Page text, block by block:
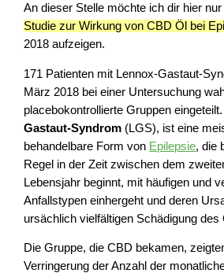
An dieser Stelle möchte ich dir hier
Studie zur Wirkung von CBD Öl bei
2018 aufzeigen.
171 Patienten mit Lennox-Gastaut-
März 2018 bei einer Untersuchung
placebokontrollierte Gruppen
Gastaut-Syndrom (LGS), ist eine
behandelbare Form von Epilepsie, die
Regel in der Zeit zwischen dem
Lebensjahr beginnt, mit häufigen und
Anfallstypen einhergeht und deren
ursächlich vielfältigen Schädigung des
Die Gruppe, die CBD bekamen,
Verringerung der Anzahl der